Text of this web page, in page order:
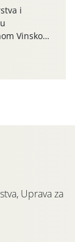
i
Vinskom
vinarske
u
Uprava za